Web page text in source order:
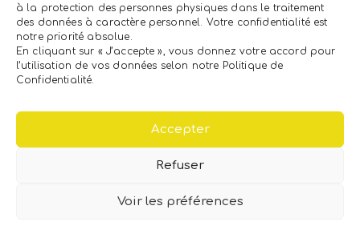
à la protection des personnes physiques dans le traitement
des données à caractère personnel. Votre confidentialité est
notre priorité absolue.
En cliquant sur « J’accepte », vous donnez votre accord pour
l’utilisation de vos données selon notre Politique de
Confidentialité.
Accepter
Refuser
Voir les préférences
NEWSLETTER